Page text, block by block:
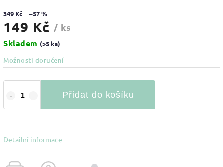
349 Kč –57 %
149 Kč / ks
Skladem (>5 ks)
Možnosti doručení
Přidat do košíku
Detailní informace